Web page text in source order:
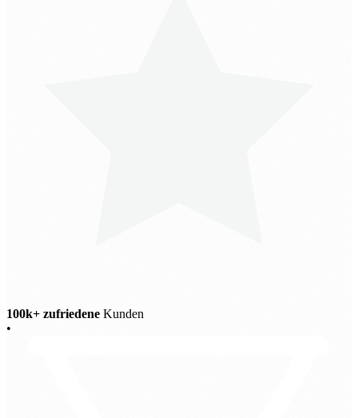
100k+ zufriedene Kunden
•